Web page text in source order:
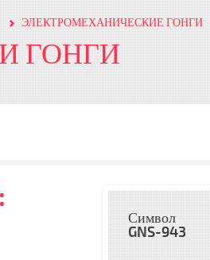
ЭЛЕКТРОМЕХАНИЧЕСКИЕ ГОНГИ
ГОНГИ
Символ
GNS-943